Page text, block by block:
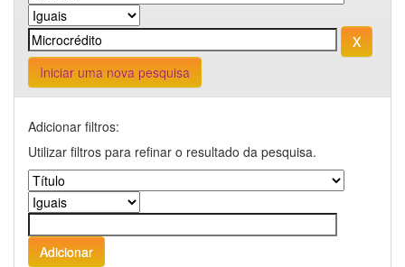
Iniciar uma nova pesquisa
Adicionar filtros:
Utilizar filtros para refinar o resultado da pesquisa.